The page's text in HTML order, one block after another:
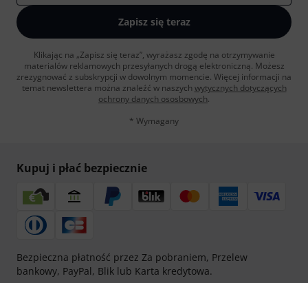
Zapisz się teraz
Klikając na „Zapisz się teraz”, wyrażasz zgodę na otrzymywanie
materialów reklamowych przesyłanych drogą elektroniczną. Możesz
zrezygnować z subskrypcji w dowolnym momencie. Więcej informacji na
temat newslettera można znaleźć w naszych wytycznych dotyczących
ochrony danych ososbowych.
* Wymagany
Kupuj i płać bezpiecznie
Bezpieczna płatność przez Za pobraniem, Przelew
bankowy, PayPal, Blik lub Karta kredytowa.